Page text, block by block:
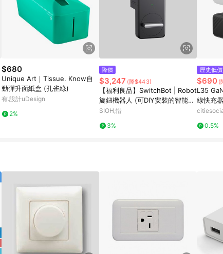
$680
Unique Art｜Tissue. Know自
動彈升面紙盒 (孔雀綠)
有.設計uDesign
2%
降價
$3,247 (降$443)
【福利良品】SwitchBot | Robot
旋鈕機器人 (可DIY安裝的智能門
鎖)
SIOH,惜
3%
歷史低價
$690 (
L35
線快充
0.5%